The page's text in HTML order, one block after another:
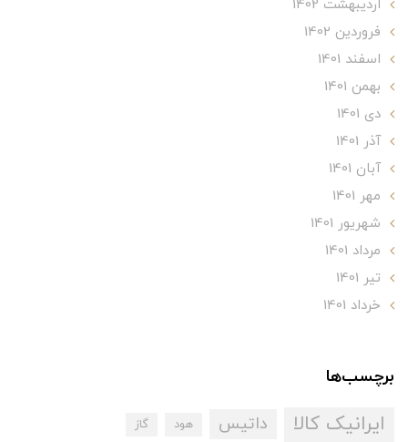
ارديبهشت 1402
فروردین 1402
اسفند 1401
بهمن 1401
دی 1401
آذر 1401
آبان 1401
مهر 1401
شهریور 1401
مرداد 1401
تير 1401
خرداد 1401
برچسب‌ها
ایرانیک کالا داتیس هود گاز